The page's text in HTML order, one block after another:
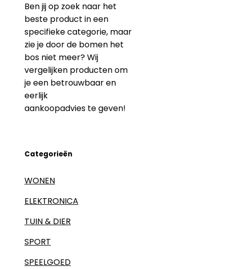
Ben jij op zoek naar het
beste product in een
specifieke categorie, maar
zie je door de bomen het
bos niet meer? Wij
vergelijken producten om
je een betrouwbaar en
eerlijk
aankoopadvies te geven!
Categorieën
WONEN
ELEKTRONICA
TUIN & DIER
SPORT
SPEELGOED